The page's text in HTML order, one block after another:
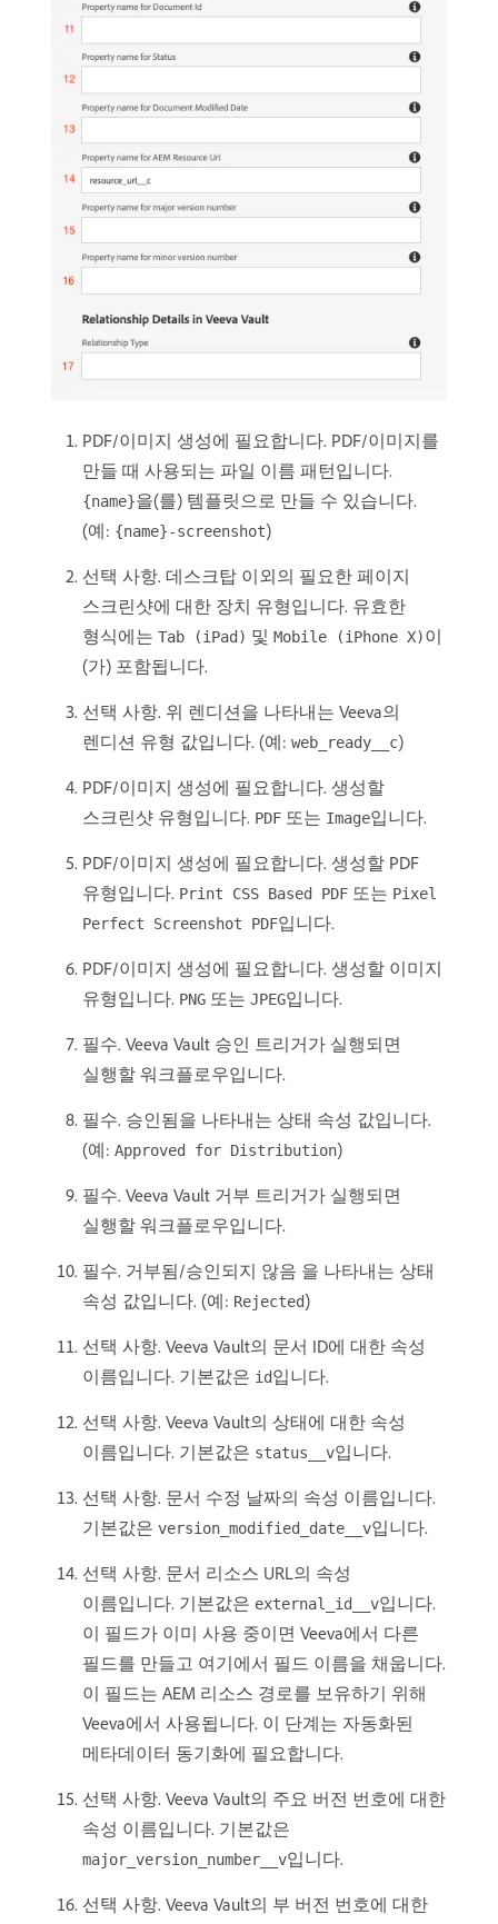
PDF/이미지 생성에 필요합니다. PDF/이미지를
만들 때 사용되는 파일 이름 패턴입니다.
{name}을(를) 템플릿으로 만들 수 있습니다.
(예: {name}-screenshot)
선택 사항. 데스크탑 이외의 필요한 페이지
스크린샷에 대한 장치 유형입니다. 유효한
형식에는 Tab (iPad) 및 Mobile (iPhone X)이
(가) 포함됩니다.
선택 사항. 위 렌디션을 나타내는 Veeva의
렌디션 유형 값입니다. (예: web_ready__c)
PDF/이미지 생성에 필요합니다. 생성할
스크린샷 유형입니다. PDF 또는 Image입니다.
PDF/이미지 생성에 필요합니다. 생성할 PDF
유형입니다. Print CSS Based PDF 또는 Pixel
Perfect Screenshot PDF입니다.
PDF/이미지 생성에 필요합니다. 생성할 이미지
유형입니다. PNG 또는 JPEG입니다.
필수. Veeva Vault 승인 트리거가 실행되면
실행할 워크플로우입니다.
필수. 승인됨을 나타내는 상태 속성 값입니다.
(예: Approved for Distribution)
필수. Veeva Vault 거부 트리거가 실행되면
실행할 워크플로우입니다.
필수. 거부됨/승인되지 않음 을 나타내는 상태
속성 값입니다. (예: Rejected)
선택 사항. Veeva Vault의 문서 ID에 대한 속성
이름입니다. 기본값은 id입니다.
선택 사항. Veeva Vault의 상태에 대한 속성
이름입니다. 기본값은 status__v입니다.
선택 사항. 문서 수정 날짜의 속성 이름입니다.
기본값은 version_modified_date__v입니다.
선택 사항. 문서 리소스 URL의 속성
이름입니다. 기본값은 external_id__v입니다.
이 필드가 이미 사용 중이면 Veeva에서 다른
필드를 만들고 여기에서 필드 이름을 채웁니다.
이 필드는 AEM 리소스 경로를 보유하기 위해
Veeva에서 사용됩니다. 이 단계는 자동화된
메타데이터 동기화에 필요합니다.
선택 사항. Veeva Vault의 주요 버전 번호에 대한
속성 이름입니다. 기본값은
major_version_number__v입니다.
선택 사항. Veeva Vault의 부 버전 번호에 대한